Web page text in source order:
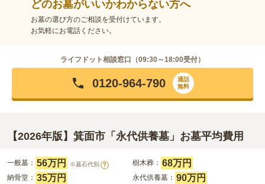
どのお墓がいいかわからない方へ
お墓の選び方のご相談を受付けています。
お気軽にお電話ください。
ライフドット相談窓口（09:30～18:00受付）
0120-964-790
通話
無料
【2026年版】箕面市「永代供養墓」お墓平均費用
一般墓： 56万円 ※墓石代別 ? 樹木葬： 68万円
納骨堂： 35万円 永代供養墓： 90万円